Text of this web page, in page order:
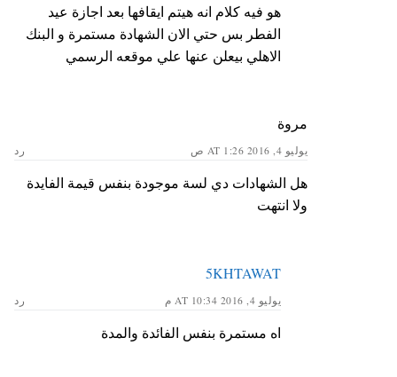
هو فيه كلام انه هيتم ايقافها بعد اجازة عيد
الفطر بس حتي الان الشهادة مستمرة و البنك
الاهلي بيعلن عنها علي موقعه الرسمي
مروة
يوليو 4, 2016 AT 1:26 ص رد
هل الشهادات دي لسة موجودة بنفس قيمة الفايدة
ولا انتهت
5KHTAWAT
يوليو 4, 2016 AT 10:34 م رد
اه مستمرة بنفس الفائدة والمدة